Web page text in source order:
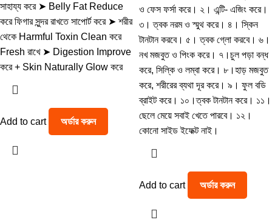
সাহায্য করে ➤ Belly Fat Reduce
করে ফিগার সুন্দর রাখতে সাপোর্ট করে ➤ শরীর
থেকে Harmful Toxin Clean করে
Fresh রাখে ➤ Digestion Improve
করে + Skin Naturally Glow করে
Add to cart অর্ডার করুন
ও ফেস ফর্সা করে। ২। এন্টি- এজিং করে।
৩। ত্বক নরম ও স্মুথ করে। ৪। স্কিন
টানটান করবে। ৫। ত্বক গ্লো করবে। ৬।
নখ মজবুত ও পিংক করে। ৭।চুল পড়া বন্ধ
করে, সিল্কি ও লম্বা করে। ৮।হাড় মজবুত
করে, শরীরের ব্যথা দূর করে। ৯। ফুল বডি
ব্রাইট করে। ১০।ত্বক টানটান করে। ১১।
ছেলে মেয়ে সবাই খেতে পারবে। ১২।
কোনো সাইড ইফেক্ট নাই।
Add to cart অর্ডার করুন